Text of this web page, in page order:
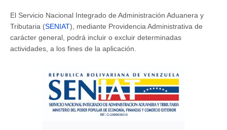
El Servicio Nacional Integrado de Administración Aduanera y
Tributaria (SENIAT), mediante Providencia Administrativa de
carácter general, podrá incluir o excluir determinadas
actividades, a los fines de la aplicación.